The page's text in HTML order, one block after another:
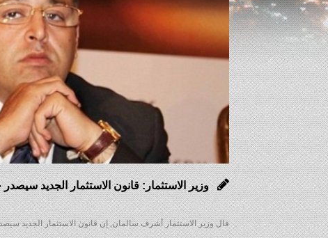
وزير الاستثمار: قانون الاستثمار الجديد
قال وزير الاستثمار أشرف سالمان, إن قانون الاستثمار الجديد